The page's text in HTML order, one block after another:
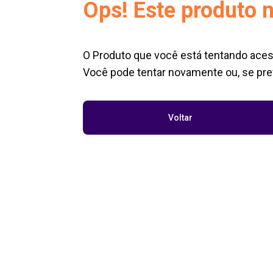
Ops! Este produto
O Produto que você está tentando
Você pode tentar novamente ou, se
Voltar